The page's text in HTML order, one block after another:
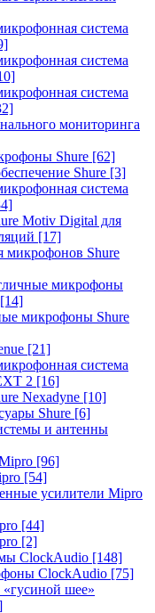
система
система
система
мониторинга
Shure [62]
Shure [3]
система
Motiv Digital для
[17]
микрофонов Shure
микрофоны
[14]
микрофоны Shure
[21]
система
2 [16]
Nexadyne [10]
Shure [6]
и антенны
[96]
[54]
усилители Mipro
[44]
[2]
ClockAudio [148]
ClockAudio [75]
шее»